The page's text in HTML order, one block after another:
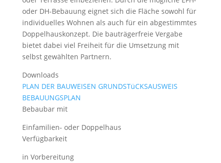
oder DH-Bebauung eignet sich die Fläche sowohl für
individuelles Wohnen als auch für ein abgestimmtes
Doppelhauskonzept. Die bauträgerfreie Vergabe
bietet dabei viel Freiheit für die Umsetzung mit
selbst gewählten Partnern.
Downloads
PLAN DER BAUWEISEN GRUNDSTüCKSAUSWEIS
BEBAUUNGSPLAN
Bebaubar mit
Einfamilien- oder Doppelhaus
Verfügbarkeit
in Vorbereitung